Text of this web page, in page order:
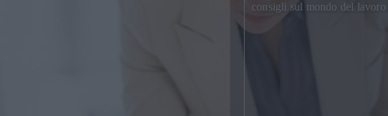
consigli sul mondo del lavoro